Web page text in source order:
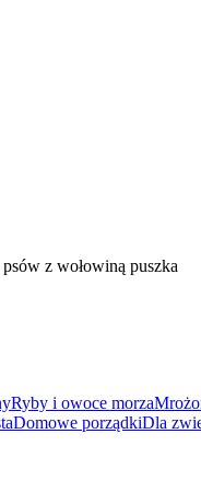
Ryby i owoce morza
Domowe porządkiDla
z wołowiną puszka